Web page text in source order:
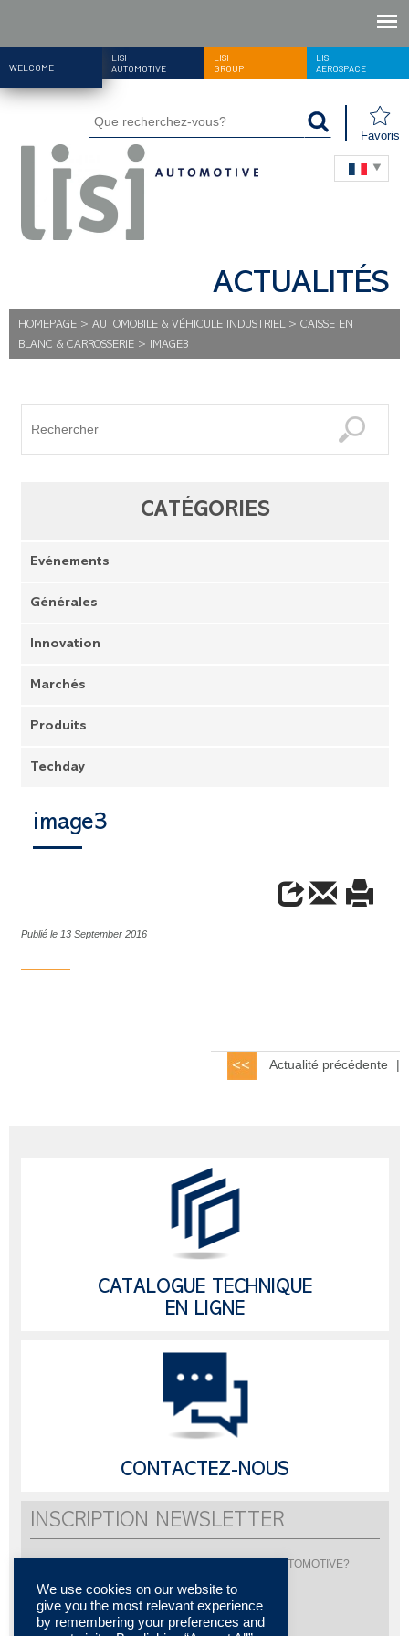
WELCOME
LISI
AUTOMOTIVE
LISI
GROUP
LISI
AEROSPACE
Favoris
ACTUALITÉS
HOMEPAGE > AUTOMOBILE & VÉHICULE INDUSTRIEL> CAISSE EN
BLANC & CARROSSERIE > IMAGE3
CATÉGORIES
Evénements
Générales
Innovation
Marchés
Produits
Techday
image3
Publié le 13 September 2016
Actualité précédente |
CATALOGUE TECHNIQUE
EN LIGNE
CONTACTEZ-NOUS
INSCRIPTION NEWSLETTER
Vous souhaitez être informé de l'actualité de LISI AUTOMOTIVE?
Inscrivez-vous pour recevoir notre newsletter
We use cookies on our website to
give you the most relevant experience
by remembering your preferences and